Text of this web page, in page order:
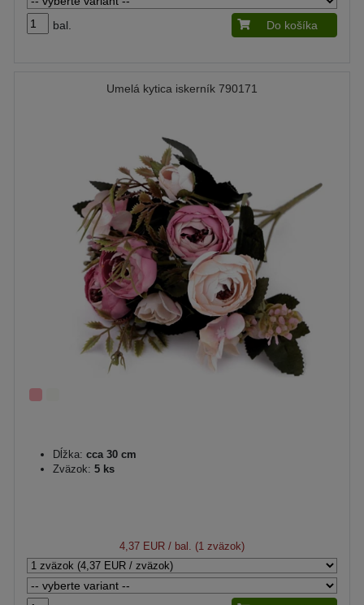
bal. Do košíka
Umelá kytica iskerník 790171
Dĺžka: cca 30 cm
Zväzok: 5 ks
4,37 EUR / bal. (1 zväzok)